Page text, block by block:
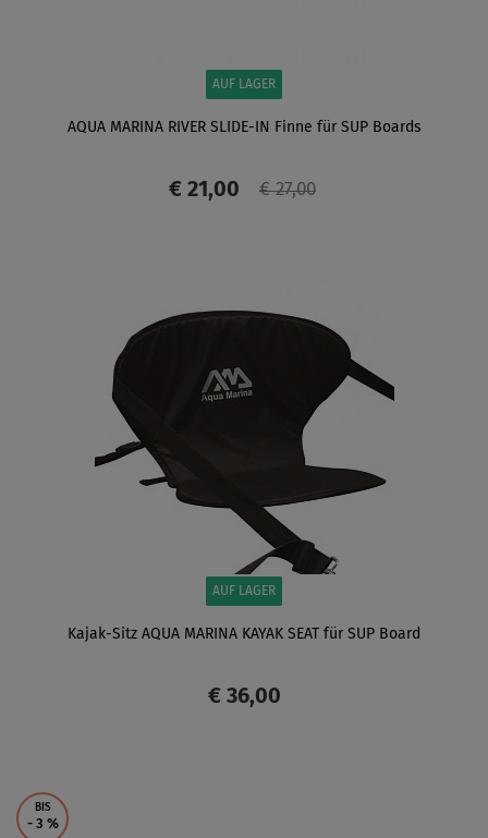
AUF LAGER
AQUA MARINA RIVER SLIDE-IN Finne für SUP Boards
€ 21,00 € 27,00
AUF LAGER
Kajak-Sitz AQUA MARINA KAYAK SEAT für SUP Board
€ 36,00
BIS
- 3 %